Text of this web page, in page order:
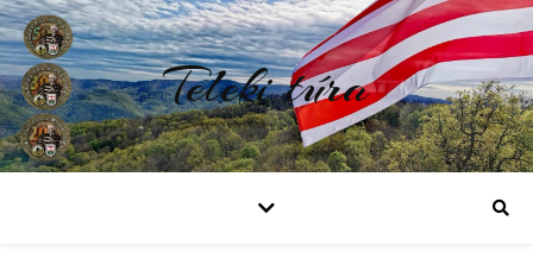
Teleki túra